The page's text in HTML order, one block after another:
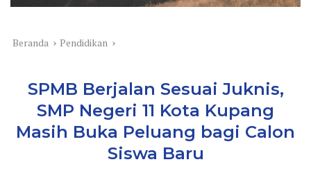
Beranda Pendidikan
SPMB Berjalan Sesuai Juknis,
SMP Negeri 11 Kota Kupang
Masih Buka Peluang bagi Calon
Siswa Baru